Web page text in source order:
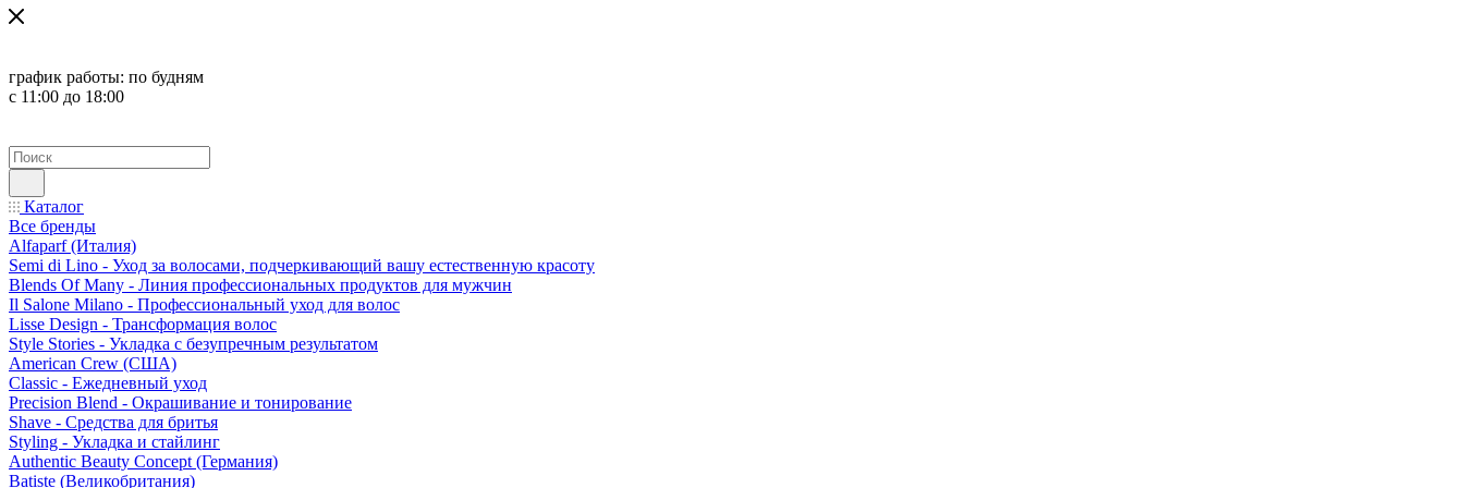
график работы: по будням
с 11:00 до 18:00
Каталог
Все бренды
Alfaparf (Италия)
Semi di Lino - Уход за волосами, подчеркивающий вашу естественную красоту
Blends Of Many - Линия профессиональных продуктов для мужчин
Il Salone Milano - Профессиональный уход для волос
Lisse Design - Трансформация волос
Style Stories - Укладка с безупречным результатом
American Crew (США)
Classic - Ежедневный уход
Precision Blend - Окрашивание и тонирование
Shave - Средства для бритья
Styling - Укладка и стайлинг
Authentic Beauty Concept (Германия)
Batiste (Великобритания)